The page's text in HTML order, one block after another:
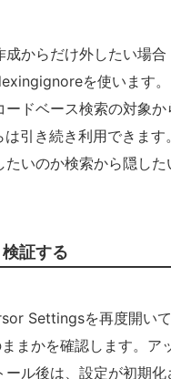
成からだけ外したい場合
を使います
ードベース検索の対象か
は引き続き利用できます
たいのか検索から隠し
証する
Settingsを再度開い
まかを確認します。ア
ール後は、設定が初期化